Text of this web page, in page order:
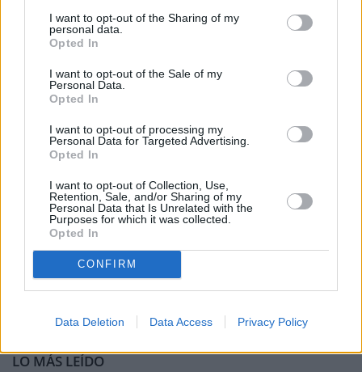
I want to opt-out of the Sharing of my
personal data.
Opted In
I want to opt-out of the Sale of my
Personal Data.
Opted In
I want to opt-out of processing my
Personal Data for Targeted Advertising.
Opted In
I want to opt-out of Collection, Use,
Retention, Sale, and/or Sharing of my
Personal Data that Is Unrelated with the
Purposes for which it was collected.
Opted In
CONFIRM
Data Deletion Data Access Privacy Policy
LO MÁS LEÍDO